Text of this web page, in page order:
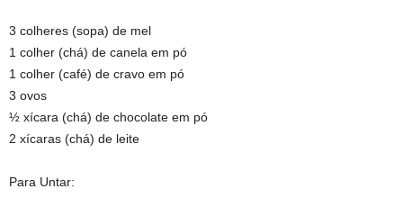
3 colheres (sopa) de mel
1 colher (chá) de canela em pó
1 colher (café) de cravo em pó
3 ovos
½ xícara (chá) de chocolate em pó
2 xícaras (chá) de leite
Para Untar: